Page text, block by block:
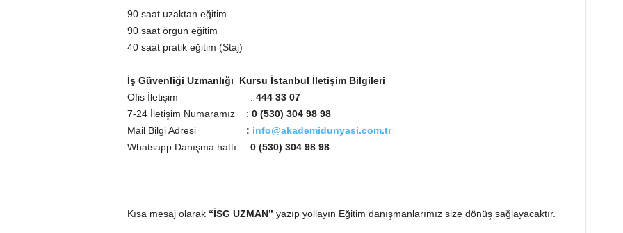
90 saat uzaktan eğitim
90 saat örgün eğitim
40 saat pratik eğitim (Staj)
İş Güvenliği Uzmanlığı Kursu İstanbul İletişim Bilgileri
Ofis İletişim : 444 33 07
7-24 İletişim Numaramız : 0 (530) 304 98 98
Mail Bilgi Adresi
: info@akademidunyasi.com.tr
Whatsapp Danışma hattı
: 0 (530) 304 98 98
Kısa mesaj olarak“İSG UZMAN” yazıp yollayın Eğitim danışmanlarımız size dönüş sağlayacaktır.